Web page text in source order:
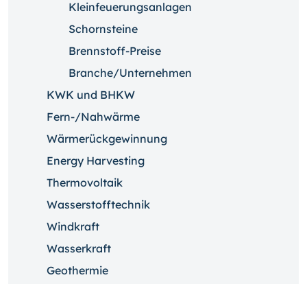
Kleinfeuerungsanlagen
Schornsteine
Brennstoff-Preise
Branche/Unternehmen
KWK und BHKW
Fern-/Nahwärme
Wärmerückgewinnung
Energy Harvesting
Thermovoltaik
Wasserstofftechnik
Windkraft
Wasserkraft
Geothermie